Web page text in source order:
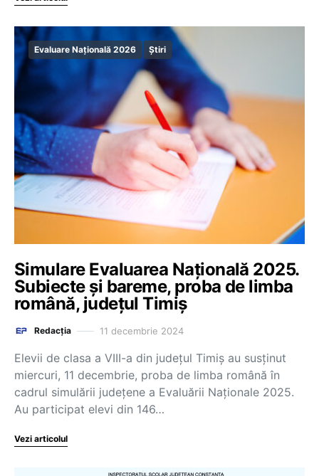
Evaluare Națională 2026 Știri
Simulare Evaluarea Națională 2025.
Subiecte și bareme, proba de limba
română, județul Timiș
Redacția 11 decembrie 2024
Elevii de clasa a VIII-a din județul Timiș au susținut
miercuri, 11 decembrie, proba de limba română în
cadrul simulării județene a Evaluării Naționale 2025.
Au participat elevi din 146…
Vezi articolul